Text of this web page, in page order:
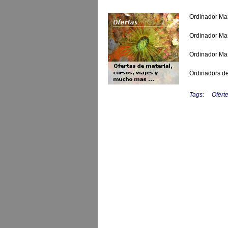
Ordinador
Ordinador
Ordinador
Ordinadors
Tags: